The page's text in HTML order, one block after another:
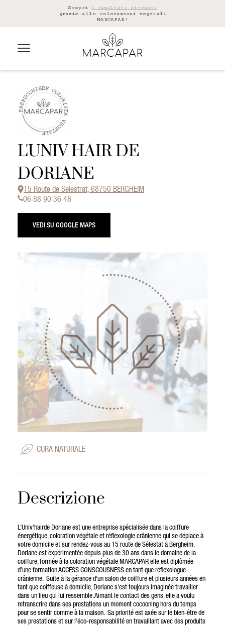
Scopri i risultati ottenuti
grazie alle colorazioni vegetali
MARCAPAR!
L'UNIV HAIR DE
DORIANE
15 Route de Selestrat, 68750 BERGHEIM
06 88 90 36 48
VEDI SU GOOGLE MAPS
CURA NATURALE
Descrizione
L’Univ’hairde Doriane est une entreprise spécialisée dans la coiffure
énergétique, coloration végétale et réflexologie crânienne qui se déplace à
votre domicile et sur rendez-vous au 15 route de Sélestat à Bergheim.
Doriane est expérimentée depuis plus de 30 ans dans le domaine de la
coiffure, formée à la coloration végétale MARCAPAR elle est diplômée
d’une formation ACCESS CONSCOUSNESS en tant que réflexologue
crânienne. Suite à la gérance d'un salon de coiffure et plusieurs années en
tant que coiffeuse à domicile, Doriane s'est toujours imaginée travailler
dans un lieu qui lui ressemble. Aimant le contact des gens, elle a voulu
retranscrire dans ses prestations un moment cocooning hors du temps
pour se sentir comme à la maison. Sa priorité est axée sur le bien-être de
ses prestations et sur l’éco-responsabilité en travaillant avec des produits